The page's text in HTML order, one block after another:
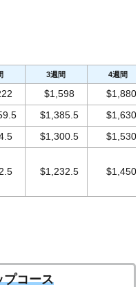
3週間 4週間
$1,598 $1,880
$1,385.5 $1,630
$1,300.5 $1,530
$1,232.5 $1,450
プコース